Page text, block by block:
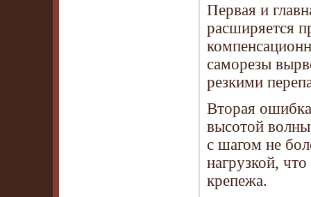
Первая и
расширяется
саморезы
резкими
Вторая
высотой
с шагом не
нагрузкой,
крепежа.